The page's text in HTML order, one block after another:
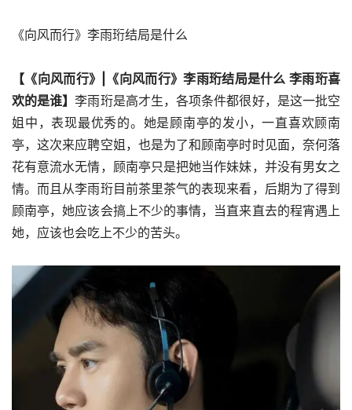
《向风而行》李雨珩结局是什么
【《向风而行》|《向风而行》李雨珩结局是什么 李雨珩喜
欢的是谁】李雨珩是高才生，各项条件都很好，是这一批空
姐中，表现最优秀的。她是顾南亭的发小，一直喜欢顾南
亭，这次来应聘空姐，也是为了和顾南亭时时见面，奈何落
花有意流水无情，顾南亭只是把她当作妹妹，并没有男女之
情。而且从李雨珩目前茶里茶气的表现来看，后期为了得到
顾南亭，她应该会搞上不少的事情，当直来直去的程宵遇上
她，应该也会吃上不少的苦头。